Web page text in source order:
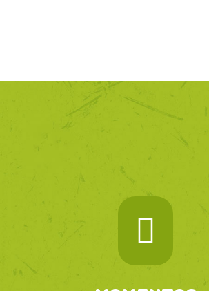
